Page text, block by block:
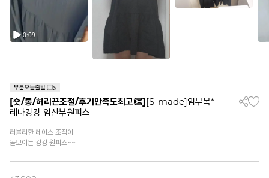
[숏/롱/허리끈조절/후기만족도최고👏][S-made]임부복*
레나캉캉 임산부원피스
러블리한 레이스 조직이
돋보이는 캉캉 원피스~~